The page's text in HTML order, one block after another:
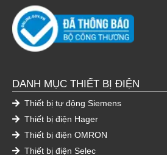
DANH MỤC THIẾT BỊ ĐIỆN
Thiết bị tự động Siemens
Thiết bị điện Hager
Thiết bị điện OMRON
Thiết bị điện Selec